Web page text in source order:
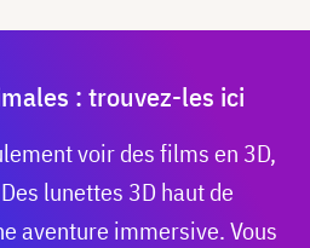
: trouvez-les ici
voir des films en 3D,
lunettes 3D haut de
aventure immersive. Vous